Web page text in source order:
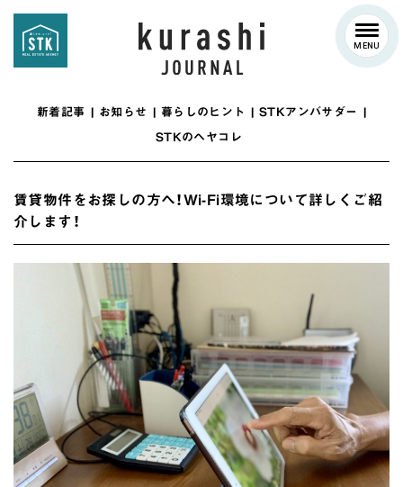
MENU
新着記事 お知らせ 暮らしのヒント STKアンバサダー
STKのヘヤコレ
賃貸物件をお探しの方へ！Wi-Fi環境について詳しくご紹
介します！